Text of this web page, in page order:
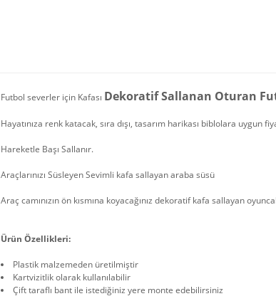
Futbol severler için Kafası Dekoratif Sallanan Oturan
Hayatınıza renk katacak, sıra dışı, tasarım harikası biblolara
Hareketle Başı Sallanır.
Araçlarınızı Süsleyen Sevimli kafa sallayan araba süsü
Araç camınızın ön kısmına koyacağınız dekoratif kafa sallayan
Ürün Özellikleri:
Plastik malzemeden üretilmiştir
Kartvizitlik olarak kullanılabilir
Çift taraflı bant ile istediğiniz yere monte edebilirsiniz